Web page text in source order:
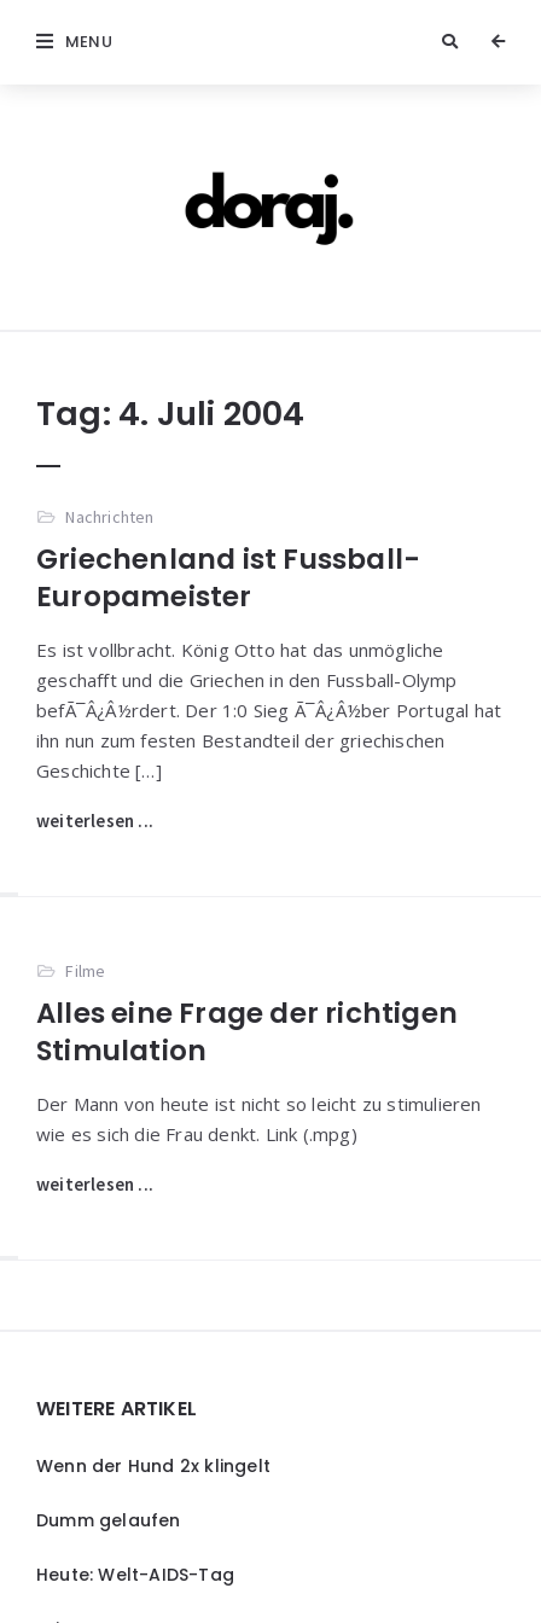
MENU
Tag: 4. Juli 2004
Nachrichten
Griechenland ist Fussball-
Europameister
Es ist vollbracht. König Otto hat das unmögliche
geschafft und die Griechen in den Fussball-Olymp
befÃ¯Â¿Â½rdert. Der 1:0 Sieg Ã¯Â¿Â½ber Portugal hat
ihn nun zum festen Bestandteil der griechischen
Geschichte […]
weiterlesen ...
Filme
Alles eine Frage der richtigen
Stimulation
Der Mann von heute ist nicht so leicht zu stimulieren
wie es sich die Frau denkt. Link (.mpg)
weiterlesen ...
WEITERE ARTIKEL
Wenn der Hund 2x klingelt
Dumm gelaufen
Heute: Welt-AIDS-Tag